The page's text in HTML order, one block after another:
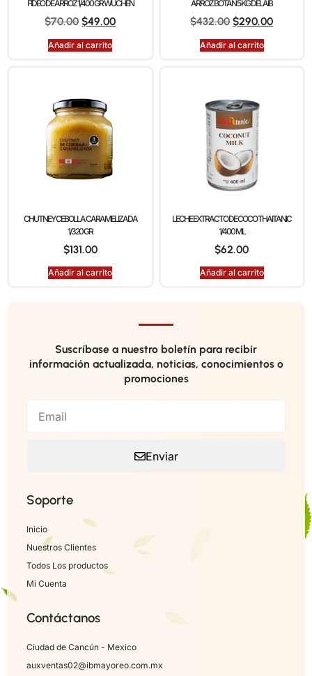
FIDEO DE ARROZ 1/400 GR WUCHEN
$70.00 $49.00
Añadir al carrito
ARROZ BOTAN 5 KG DELAIB
$432.00 $290.00
Añadir al carrito
CHUTNEY CEBOLLA CARAMELIZADA
1/320 GR
$131.00
Añadir al carrito
LECHE EXTRACTO DE COCO THAITANIC
1/400 ML
$62.00
Añadir al carrito
Suscríbase a nuestro boletín para recibir
información actualizada, noticias, conocimientos o
promociones
Enviar
Soporte
Inicio
Nuestros Clientes
Todos Los productos
Mi Cuenta
Contáctanos
Ciudad de Cancún - Mexico
auxventas02@ibmayoreo.com.mx